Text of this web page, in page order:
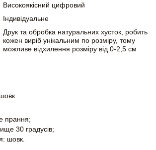
Високоякісний цифровий
Індивідуальне
Друк та обробка натуральних хусток, робить
кожен виріб унікальним по розміру, тому
можливе відхилення розміру від 0-2,5 см
прання;
30 градусів;
шовк.